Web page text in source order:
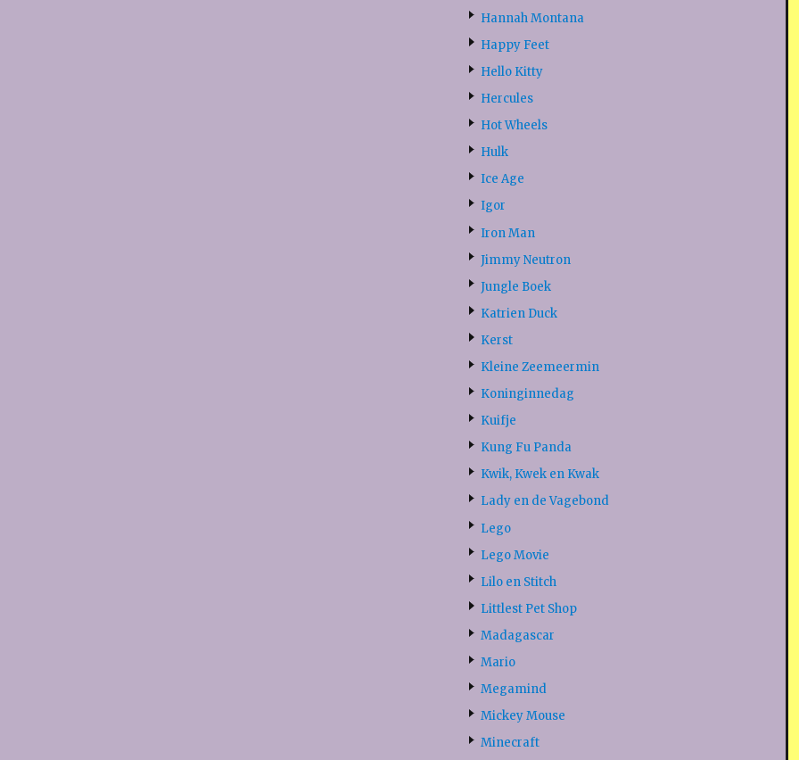
Hannah Montana
Happy Feet
Hello Kitty
Hercules
Hot Wheels
Hulk
Ice Age
Igor
Iron Man
Jimmy Neutron
Jungle Boek
Katrien Duck
Kerst
Kleine Zeemeermin
Koninginnedag
Kuifje
Kung Fu Panda
Kwik, Kwek en Kwak
Lady en de Vagebond
Lego
Lego Movie
Lilo en Stitch
Littlest Pet Shop
Madagascar
Mario
Megamind
Mickey Mouse
Minecraft